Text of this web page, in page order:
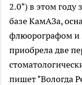
2.0") в этом году
базе КамАЗа,
флюорографом и
приобрела две
пишет "Вологда